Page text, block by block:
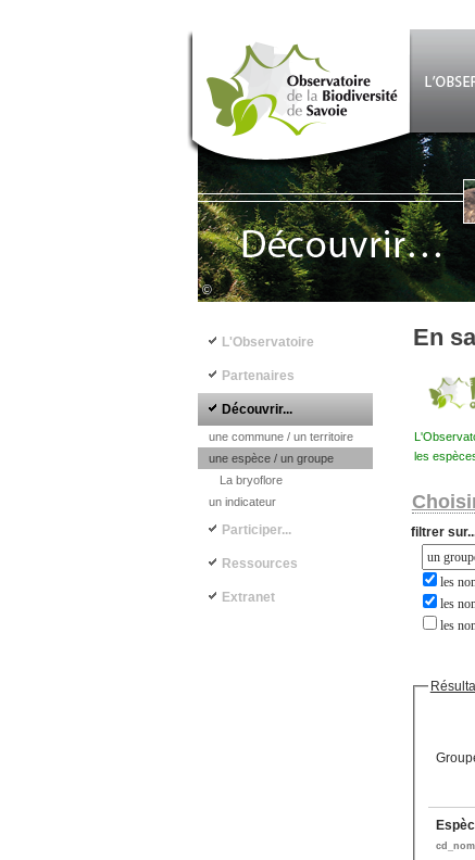
©
En
les
filtrer
les
les
les
Navigation principale
L'Observatoire
Partenaires
Découvrir...
une commune / un territoire
une espèce / un groupe
La bryoflore
un indicateur
Participer...
Ressources
Extranet